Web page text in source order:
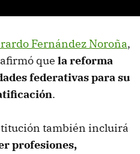
Fernández Noroña,
que la reforma
federativas para su
.
también incluirá
profesiones,